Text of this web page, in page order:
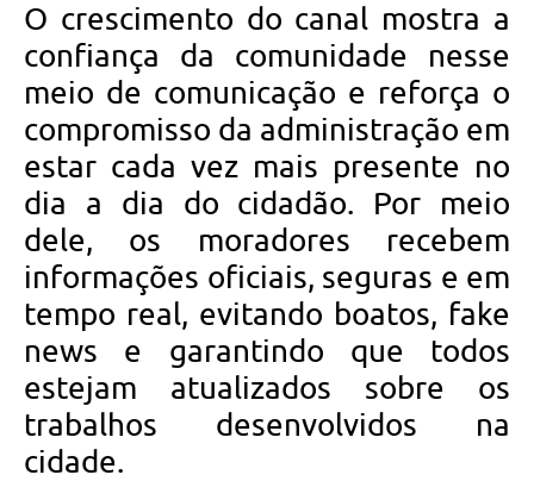
O crescimento do canal mostra a
confiança da comunidade nesse
meio de comunicação e reforça o
compromisso da administração em
estar cada vez mais presente no
dia a dia do cidadão. Por meio
dele, os moradores recebem
informações oficiais, seguras e em
tempo real, evitando boatos, fake
news e garantindo que todos
estejam atualizados sobre os
trabalhos desenvolvidos na
cidade.